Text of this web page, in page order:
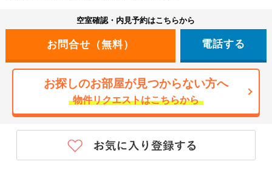
空室確認・内見予約はこちらから
電話する
お探しのお部屋が見つからない方へ
物件リクエストはこちらから